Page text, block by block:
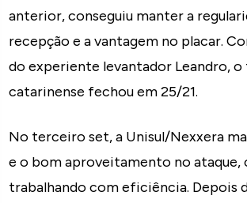
anterior, conseguiu manter a
recepção e a vantagem no placar.
do experiente levantador Leandro,
catarinense fechou em 25/21.
No terceiro set, a Unisul/Nexxera
e o bom aproveitamento no ataque,
trabalhando com eficiência. Depois